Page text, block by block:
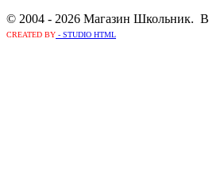
© 2004 - 2026 Магазин Школьник.
CREATED BY - STUDIO HTML